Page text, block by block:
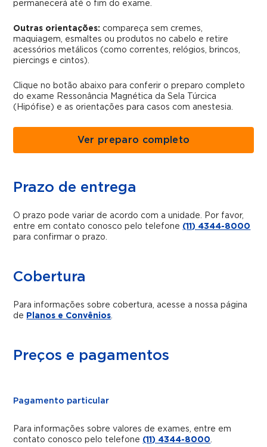
permanecerá até o fim do exame.
Outras orientações: compareça sem cremes,
maquiagem, esmaltes ou produtos no cabelo e retire
acessórios metálicos (como correntes, relógios, brincos,
piercings e cintos).
Clique no botão abaixo para conferir o preparo completo
do exame Ressonância Magnética da Sela Túrcica
(Hipófise) e as orientações para casos com anestesia.
Ver preparo completo
Prazo de entrega
O prazo pode variar de acordo com a unidade. Por favor,
entre em contato conosco pelo telefone (11) 4344-8000
para confirmar o prazo.
Cobertura
Para informações sobre cobertura, acesse a nossa página
de Planos e Convênios.
Preços e pagamentos
Pagamento particular
Para informações sobre valores de exames, entre em
contato conosco pelo telefone (11) 4344-8000.